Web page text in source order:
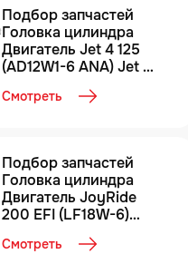
Подбор запчастей
Головка цилиндра
Двигатель Jet 4 125
(AD12W1-6 ANA) Jet 4
Смотреть
Подбор запчастей
Головка цилиндра
Двигатель JoyRide
200 EFI (LF18W-6)
Смотреть